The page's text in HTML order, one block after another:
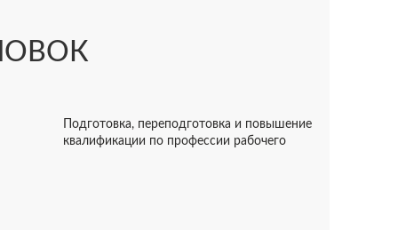
Подготовка, переподготовка и повышение
квалификации по профессии рабочего